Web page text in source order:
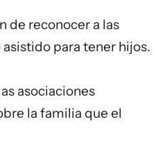
de reconocer a las
para tener hijos.
asociaciones
la familia que el